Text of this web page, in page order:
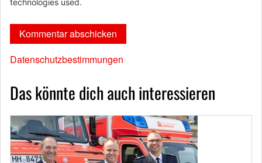
technologies used.
Datenschutzbestimmungen
Das könnte dich auch interessieren